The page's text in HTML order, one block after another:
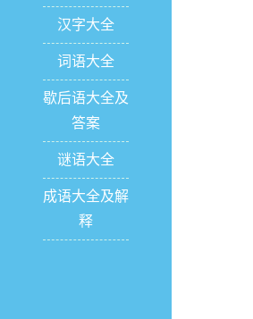
汉字大全
词语大全
歇后语大全及
答案
谜语大全
成语大全及解
释